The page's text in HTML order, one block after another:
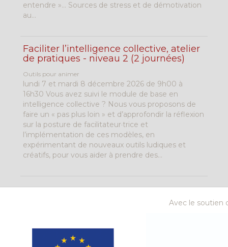
entendre »... Sources de stress et de démotivation
au...
Faciliter l’intelligence collective, atelier
de pratiques - niveau 2 (2 journées)
Outils pour animer
lundi 7 et mardi 8 décembre 2026 de 9h00 à
16h30 Vous avez suivi le module de base en
intelligence collective ? Nous vous proposons de
faire un « pas plus loin » et d’approfondir la réflexion
sur la posture de facilitateur·trice et
l’implémentation de ces modèles, en
expérimentant de nouveaux outils ludiques et
créatifs, pour vous aider à prendre des...
Avec le soutien